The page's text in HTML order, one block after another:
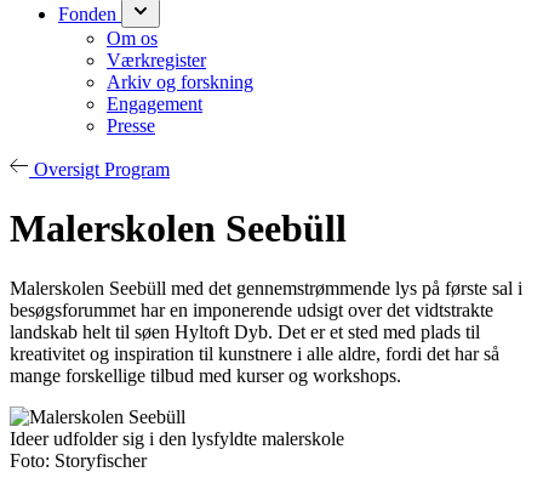
Fonden
Om os
Værkregister
Arkiv og forskning
Engagement
Presse
Oversigt Program
Malerskolen Seebüll
Malerskolen Seebüll med det gennemstrømmende lys på første sal i
besøgsforummet har en imponerende udsigt over det vidtstrakte
landskab helt til søen Hyltoft Dyb. Det er et sted med plads til
kreativitet og inspiration til kunstnere i alle aldre, fordi det har så
mange forskellige tilbud med kurser og workshops.
Ideer udfolder sig i den lysfyldte malerskole
Foto: Storyfischer